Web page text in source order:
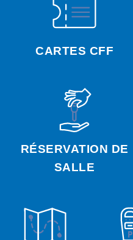
CARTES CFF
RÉSERVATION DE
SALLE